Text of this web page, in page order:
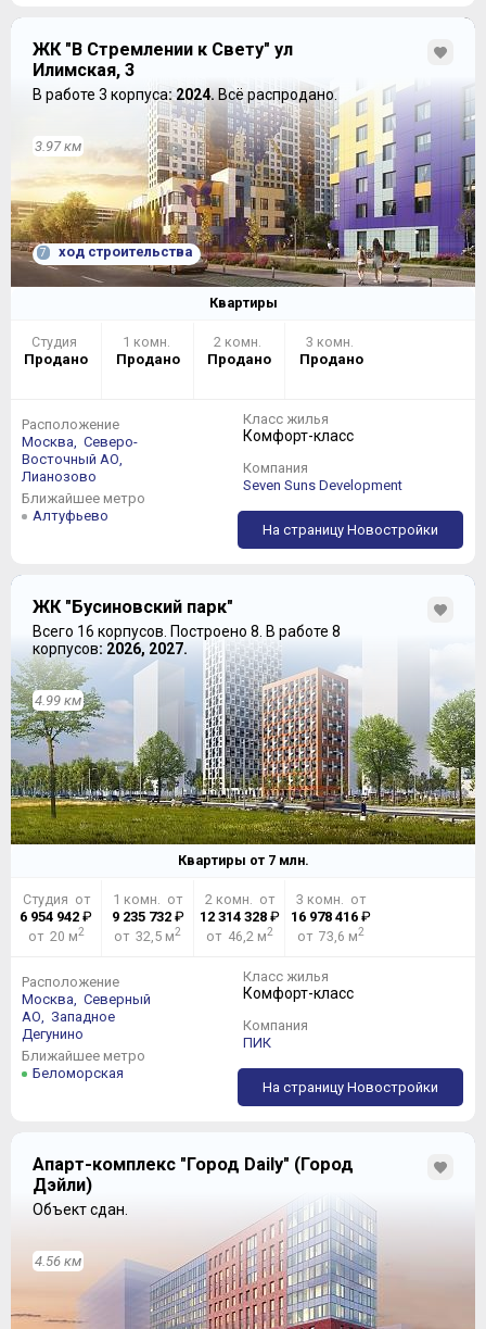
ЖК "В Стремлении к Свету" ул
Илимская, 3
В работе 3 корпуса: 2024. Всё распродано.
3.97 км
7 ход строительства
Квартиры
Студия
Продано
1 комн.
Продано
2 комн.
Продано
3 комн.
Продано
Расположение
Москва, Северо-
Восточный АО,
Лианозово
Ближайшее метро
Алтуфьево
Класс жилья
Комфорт-класс
Компания
Seven Suns Development
На страницу Новостройки
ЖК "Бусиновский парк"
Всего 16 корпусов. Построено 8. В работе 8
корпусов: 2026, 2027.
4.99 км
Квартиры от 7млн.
Студия от
6 954 942 ₽
от 20 м2
1 комн. от
9 235 732₽
от 32,5 м2
2 комн. от
12 314 328₽
от 46,2 м2
3 комн. от
16 978 416 ₽
от 73,6 м2
Расположение
Москва, Северный
АО, Западное
Дегунино
Ближайшее метро
Беломорская
Класс жилья
Комфорт-класс
Компания
ПИК
На страницу Новостройки
Апарт-комплекс "Город Daily" (Город
Дэйли)
Объект сдан.
4.56 км